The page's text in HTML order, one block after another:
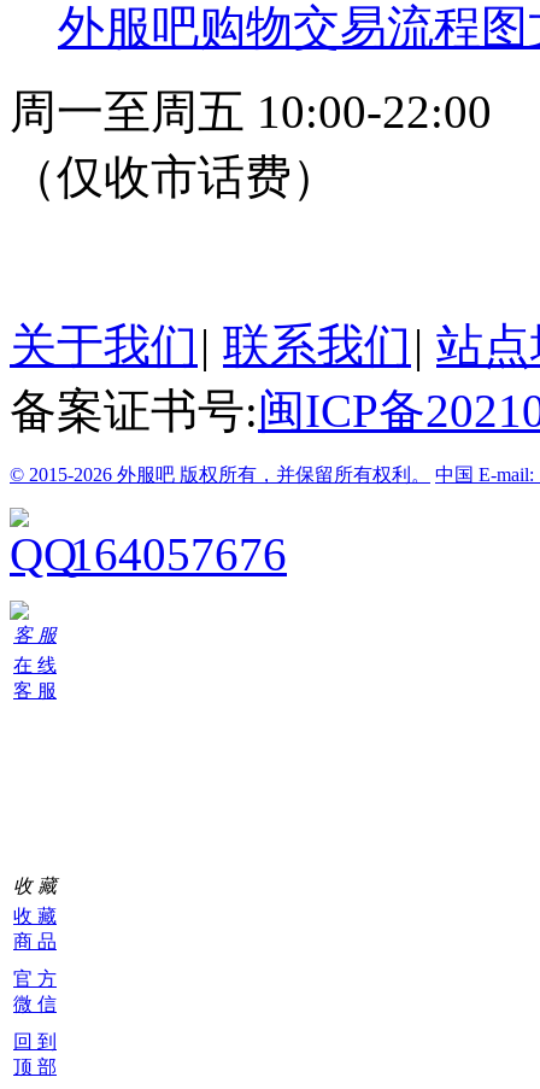
外服吧购物交易流程
周一至周五 10:00-22:00
（仅收市话费）
关于我们 | 联系我们 | 站
备案证书号:闽ICP备
© 2015-2026 外服吧 版权所有，并保留所有权利。 中国 E-mail:
164057676
客 服
在 线
客 服
收 藏
收 藏
商 品
官 方
微 信
回 到
顶 部